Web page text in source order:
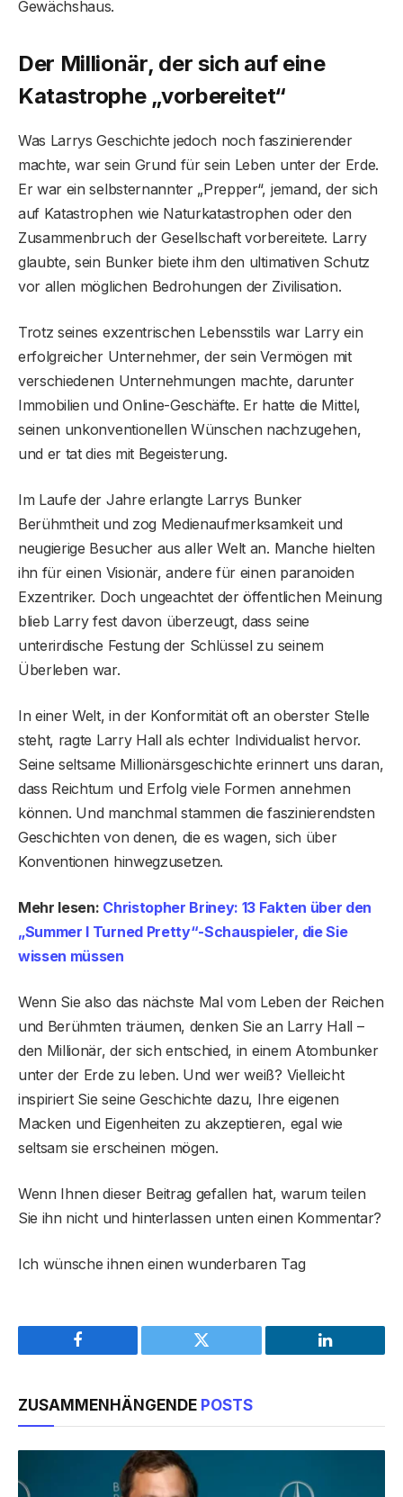
Gewächshaus.
Der Millionär, der sich auf eine
Katastrophe „vorbereitet“
Was Larrys Geschichte jedoch noch faszinierender
machte, war sein Grund für sein Leben unter der Erde.
Er war ein selbsternannter „Prepper“, jemand, der sich
auf Katastrophen wie Naturkatastrophen oder den
Zusammenbruch der Gesellschaft vorbereitete. Larry
glaubte, sein Bunker biete ihm den ultimativen Schutz
vor allen möglichen Bedrohungen der Zivilisation.
Trotz seines exzentrischen Lebensstils war Larry ein
erfolgreicher Unternehmer, der sein Vermögen mit
verschiedenen Unternehmungen machte, darunter
Immobilien und Online-Geschäfte. Er hatte die Mittel,
seinen unkonventionellen Wünschen nachzugehen,
und er tat dies mit Begeisterung.
Im Laufe der Jahre erlangte Larrys Bunker
Berühmtheit und zog Medienaufmerksamkeit und
neugierige Besucher aus aller Welt an. Manche hielten
ihn für einen Visionär, andere für einen paranoiden
Exzentriker. Doch ungeachtet der öffentlichen Meinung
blieb Larry fest davon überzeugt, dass seine
unterirdische Festung der Schlüssel zu seinem
Überleben war.
In einer Welt, in der Konformität oft an oberster Stelle
steht, ragte Larry Hall als echter Individualist hervor.
Seine seltsame Millionärsgeschichte erinnert uns daran,
dass Reichtum und Erfolg viele Formen annehmen
können. Und manchmal stammen die faszinierendsten
Geschichten von denen, die es wagen, sich über
Konventionen hinwegzusetzen.
Mehr lesen: Christopher Briney: 13 Fakten über den
„Summer I Turned Pretty“-Schauspieler, die Sie
wissen müssen
Wenn Sie also das nächste Mal vom Leben der Reichen
und Berühmten träumen, denken Sie an Larry Hall –
den Millionär, der sich entschied, in einem Atombunker
unter der Erde zu leben. Und wer weiß? Vielleicht
inspiriert Sie seine Geschichte dazu, Ihre eigenen
Macken und Eigenheiten zu akzeptieren, egal wie
seltsam sie erscheinen mögen.
Wenn Ihnen dieser Beitrag gefallen hat, warum teilen
Sie ihn nicht und hinterlassen unten einen Kommentar?
Ich wünsche ihnen einen wunderbaren Tag
Facebook Twitter LinkedIn
ZUSAMMENHÄNGENDE POSTS